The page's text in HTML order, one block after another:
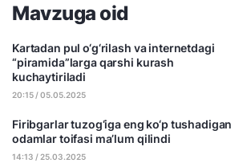
Mavzuga oid
Kartadan pul o‘g‘rilash va internetdagi
“piramida”larga qarshi kurash
kuchaytiriladi
20:15 / 05.05.2025
Firibgarlar tuzog‘iga eng ko‘p tushadigan
odamlar toifasi ma’lum qilindi
14:13 / 25.03.2025